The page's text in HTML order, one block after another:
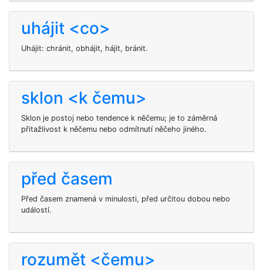
uhájit <co>
Uhájit: chránit, obhájit, hájit, bránit.
sklon <k čemu>
Sklon je postoj nebo tendence k něčemu; je to záměrná
přitažlivost k něčemu nebo odmítnutí něčeho jiného.
před časem
Před časem znamená v minulosti, před určitou dobou nebo
událostí.
rozumět <čemu>